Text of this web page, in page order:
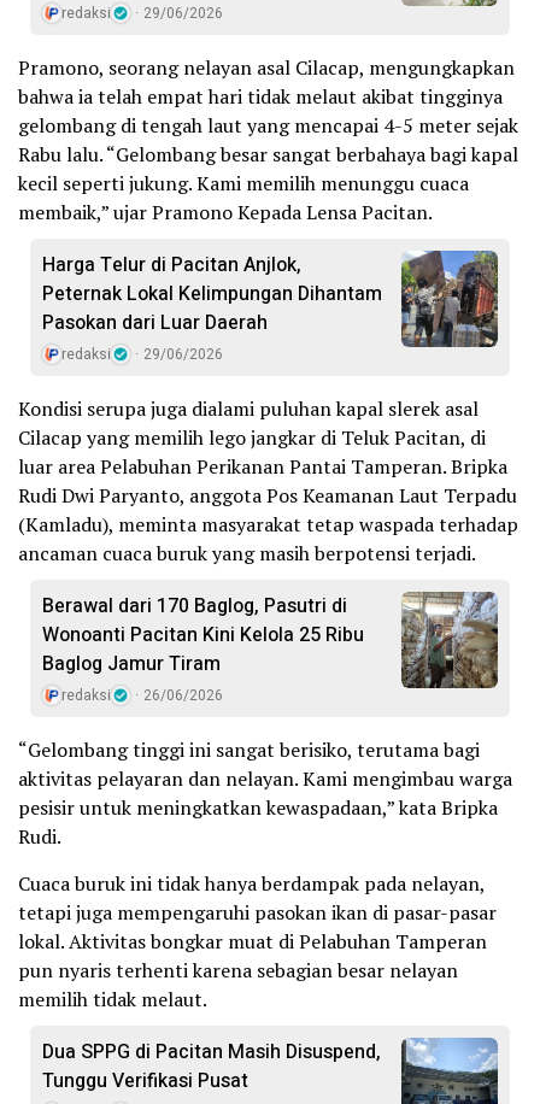
redaksi 29/06/2026
Pramono, seorang nelayan asal Cilacap, mengungkapkan
bahwa ia telah empat hari tidak melaut akibat tingginya
gelombang di tengah laut yang mencapai 4-5 meter sejak
Rabu lalu. “Gelombang besar sangat berbahaya bagi kapal
kecil seperti jukung. Kami memilih menunggu cuaca
membaik,” ujar Pramono Kepada Lensa Pacitan.
Harga Telur di Pacitan Anjlok,
Peternak Lokal Kelimpungan Dihantam
Pasokan dari Luar Daerah
redaksi 29/06/2026
Kondisi serupa juga dialami puluhan kapal slerek asal
Cilacap yang memilih lego jangkar di Teluk Pacitan, di
luar area Pelabuhan Perikanan Pantai Tamperan. Bripka
Rudi Dwi Paryanto, anggota Pos Keamanan Laut Terpadu
(Kamladu), meminta masyarakat tetap waspada terhadap
ancaman cuaca buruk yang masih berpotensi terjadi.
Berawal dari 170 Baglog, Pasutri di
Wonoanti Pacitan Kini Kelola 25 Ribu
Baglog Jamur Tiram
redaksi 26/06/2026
“Gelombang tinggi ini sangat berisiko, terutama bagi
aktivitas pelayaran dan nelayan. Kami mengimbau warga
pesisir untuk meningkatkan kewaspadaan,” kata Bripka
Rudi.
Cuaca buruk ini tidak hanya berdampak pada nelayan,
tetapi juga mempengaruhi pasokan ikan di pasar-pasar
lokal. Aktivitas bongkar muat di Pelabuhan Tamperan
pun nyaris terhenti karena sebagian besar nelayan
memilih tidak melaut.
Dua SPPG di Pacitan Masih Disuspend,
Tunggu Verifikasi Pusat